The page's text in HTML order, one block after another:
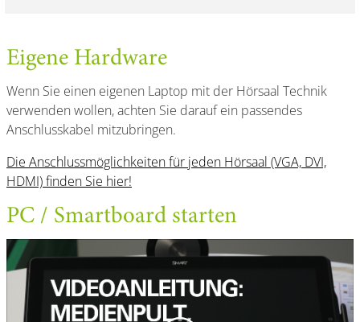
Eigene Hardware
Wenn Sie einen eigenen Laptop mit der Hörsaal Technik
verwenden wollen, achten Sie darauf ein passendes
Anschlusskabel mitzubringen.
Die Anschlussmöglichkeiten für jeden Hörsaal (VGA, DVI,
HDMI) finden Sie hier!
PC / Smartboard starten